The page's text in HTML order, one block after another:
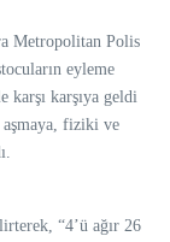
Metropolitan Polis
eyleme
karşıya geldi
fiziki ve
“4’ü ağır 26